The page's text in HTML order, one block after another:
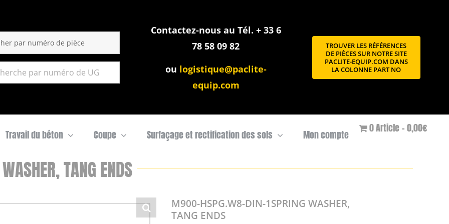
Contactez-nous au Tél. + 33 6
78 58 09 82
ou logistique@paclite-
equip.com
TROUVER LES RÉFÉRENCES
DE PIÈCES SUR NOTRE SITE
PACLITE-EQUIP.COM DANS
LA COLONNE PART NO
Travail du béton Coupe Surfaçage et rectification des sols Mon compte
0 Article 0,00€
TANG ENDS
M900-HSPG.W8-DIN-1SPRING WASHER,
TANG ENDS